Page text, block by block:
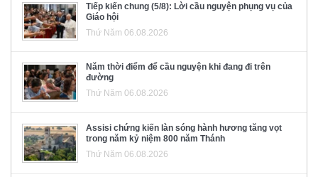
Tiếp kiến chung (5/8): Lời cầu nguyện phụng vụ của
Giáo hội
Thứ Năm 06.08.2026
Năm thời điểm để cầu nguyện khi đang đi trên
đường
Thứ Năm 06.08.2026
Assisi chứng kiến làn sóng hành hương tăng vọt
trong năm kỷ niệm 800 năm Thánh
Thứ Năm 06.08.2026